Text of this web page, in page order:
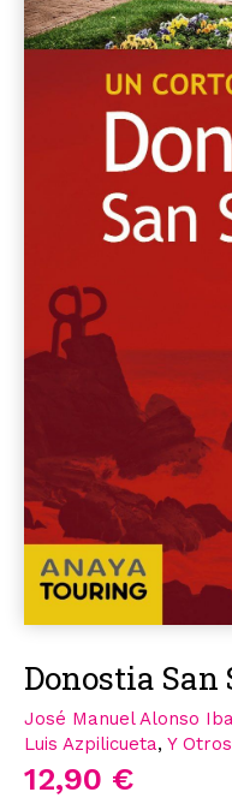
Donostia San
José Manuel Alonso
Luis Azpilicueta, Y Otros
12,90 €